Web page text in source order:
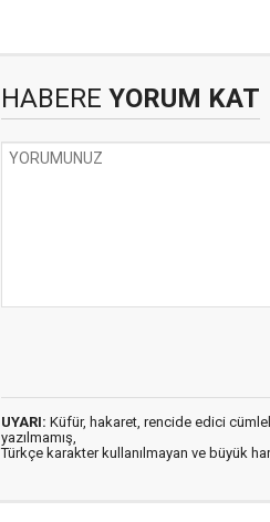
HABERE YORUM KAT
UYARI: Küfür, hakaret, rencide edici
yazılmamış,
Türkçe karakter kullanılmayan ve büyük